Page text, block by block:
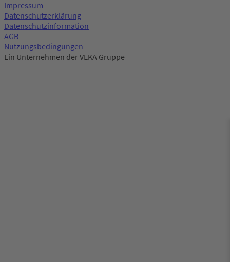
Impressum
Datenschutzerklärung
Datenschutzinformation
AGB
Nutzungsbedingungen
Ein Unternehmen der VEKA Gruppe